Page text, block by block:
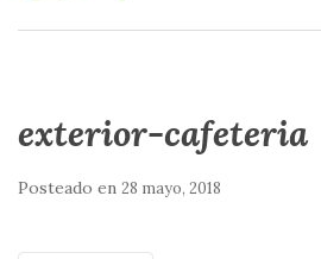
exterior-cafeteria
Posteado en 28 mayo, 2018